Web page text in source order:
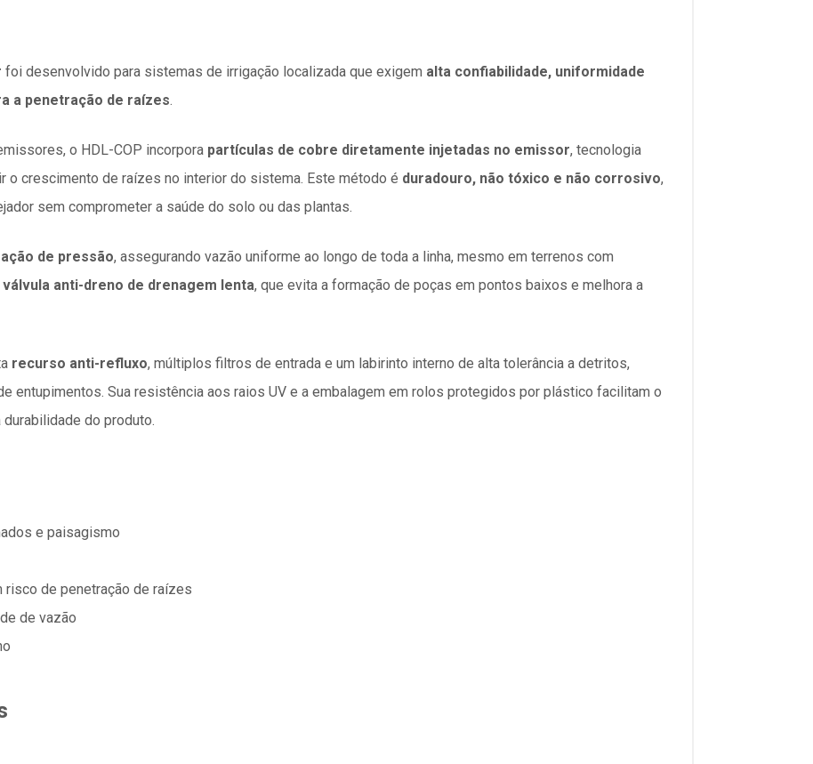
foi desenvolvido para sistemas de irrigação localizada que exigem alta confiabilidade, uniformidade
a penetração de raízes.
o HDL-COP incorpora partículas de cobre diretamente injetadas no emissor, tecnologia
o crescimento de raízes no interior do sistema. Este método é duradouro, não tóxico e não corrosivo,
sem comprometer a saúde do solo ou das plantas.
de pressão, assegurando vazão uniforme ao longo de toda a linha, mesmo em terrenos com
válvula anti-dreno de drenagem lenta, que evita a formação de poças em pontos baixos e melhora a
recurso anti-refluxo, múltiplos filtros de entrada e um labirinto interno de alta tolerância a detritos,
entupimentos. Sua resistência aos raios UV e a embalagem em rolos protegidos por plástico facilitam o
do produto.
e paisagismo
risco de penetração de raízes
de vazão